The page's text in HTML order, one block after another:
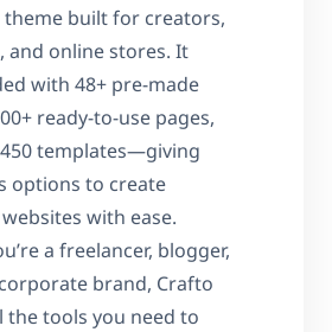
theme built for creators,
and online stores. It
with 48+ pre-made
ready-to-use pages,
templates—giving
options to create
with ease.
a freelancer, blogger,
brand, Crafto
the tools you need to